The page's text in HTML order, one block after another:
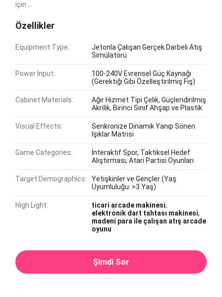
için ...
Özellikler
Equipment Type:
Jetonla Çalışan Gerçek Darbeli Atış
Simülatörü
Power Input:
100-240V Evrensel Güç Kaynağı
(Gerektiği Gibi Özelleştirilmiş Fiş)
Cabinet Materials:
Ağır Hizmet Tipi Çelik, Güçlendirilmiş
Akrilik, Birinci Sınıf Ahşap ve Plastik
Visual Effects:
Senkronize Dinamik Yanıp Sönen
Işıklar Matrisi
Game Categories:
İnteraktif Spor, Taktiksel Hedef
Alıştırması, Atari Partisi Oyunları
Target Demographics:
Yetişkinler ve Gençler (Yaş
Uyumluluğu: >3 Yaş)
High Light: ticari arcade makinesi,
elektronik dart tahtası makinesi,
madeni para ile çalışan atış arcade
oyunu
Şimdi Sor